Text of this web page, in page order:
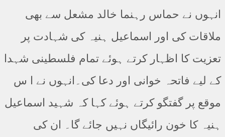
انہوں نے حماس رہنما خالد مشعل سے بھی
ملاقات کی اور اسماعیل ہنیہ کی شہادت پر
تعزیت کا اظہار کرتے ہوئے تمام فلسطینی شہدا
کے لیے فاتحہ خوانی اور دعا کی۔انہوں نے ا س
موقع پر گفتگو کرتے ہوئے کہا کہ شہید اسماعیل
ہنیہ کا خون رائیگاں نہیں جائے گا۔ ان کی